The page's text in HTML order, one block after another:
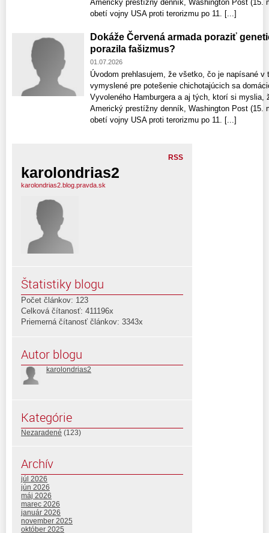
Americký prestížny denník, Washington Post (15.
obetí vojny USA proti terorizmu po 11. [...]
Dokáže Červená armada poraziť
porazila fašizmus?
01.07.2026
Úvodom prehlasujem, že všetko, čo je napísané
vymyslené pre potešenie chichotajúcich sa
Vyvoleného Hamburgera a aj tých, ktorí si myslia,
Americký prestížny denník, Washington Post (15.
obetí vojny USA proti terorizmu po 11. [...]
RSS
karolondrias2
karolondrias2.blog.pravda.sk
Štatistiky blogu
Počet článkov: 123
Celková čítanosť: 411196x
Priemerná čítanosť článkov: 3343x
Autor blogu
karolondrias2
Kategórie
Nezaradené (123)
Archív
júl 2026
jún 2026
máj 2026
marec 2026
január 2026
november 2025
október 2025